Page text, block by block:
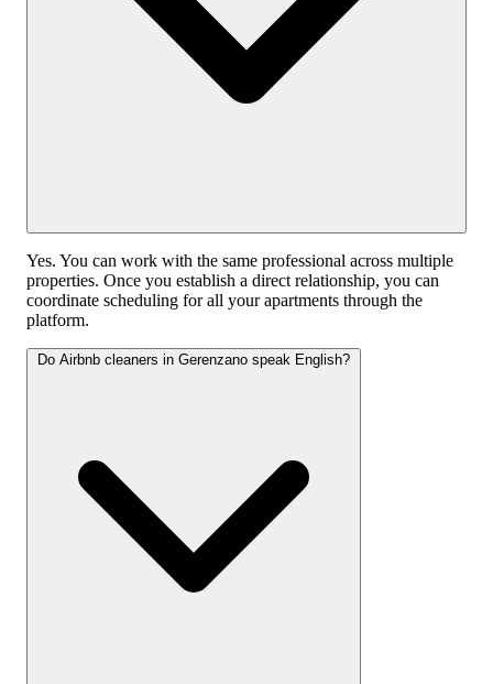
Yes. You can work with the same professional across multiple
properties. Once you establish a direct relationship, you can
coordinate scheduling for all your apartments through the
platform.
Do Airbnb cleaners in Gerenzano speak English?